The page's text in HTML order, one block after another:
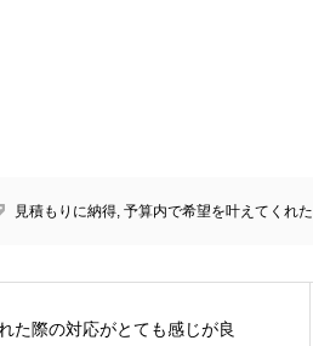
見積もりに納得, 予算内で希望を叶えてくれた
た際の対応がとても感じが良